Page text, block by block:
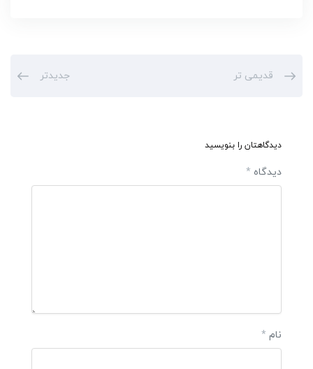
قدیمی تر جدیدتر
دیدگاهتان را بنویسید
دیدگاه *
نام *